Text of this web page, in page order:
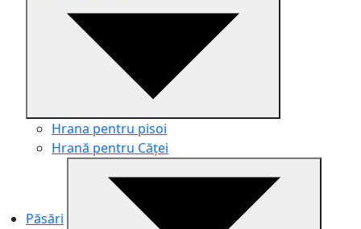
Hrana pentru pisoi
Hrană pentru Căței
Păsări